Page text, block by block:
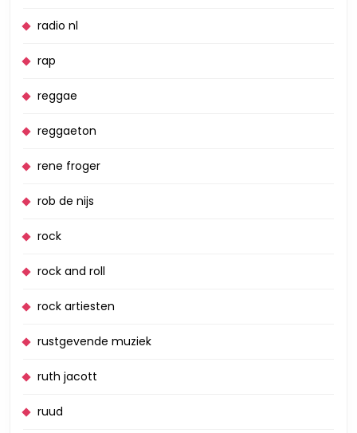
radio nl
rap
reggae
reggaeton
rene froger
rob de nijs
rock
rock and roll
rock artiesten
rustgevende muziek
ruth jacott
ruud